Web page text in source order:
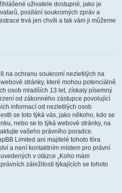
uživatele dostupné, jako je
posílání soukromých zpráv a
trvá jen chvíli a tak vám ji můžeme
na ochranu soukromí nezletilých na
stránky, které mohou potenciálně
osob mladších 13 let, získaly písemný
od zákonného zástupce povolující
informací od nezletilých osob
se toto týká vás, jako někoho, kdo se
nebo se to týká webové stránky, na
vašeho právního poradce.
Limited ani majitelé tohoto fóra
a není kontaktním místem pro právní
v otázce „Koho mám
záležitostí týkajících se tohoto